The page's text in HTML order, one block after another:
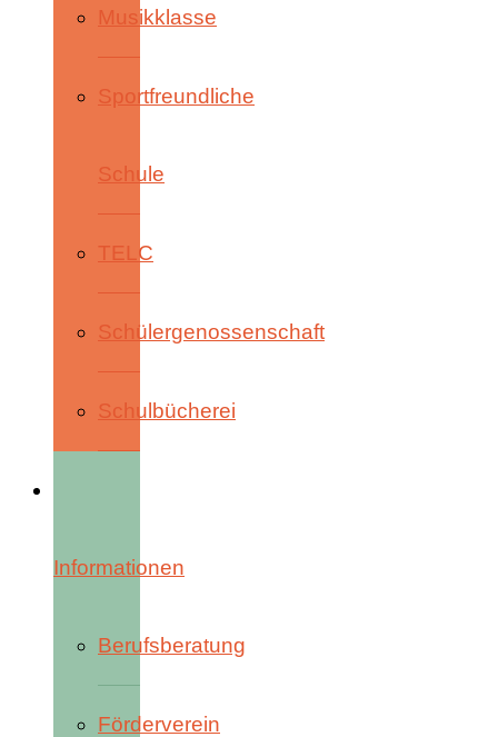
Musikklasse
Sportfreundliche
Schule
TELC
Schülergenossenschaft
Schulbücherei
Informationen
Berufsberatung
Förderverein